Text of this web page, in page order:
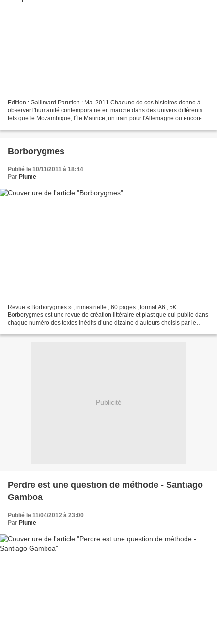
Edition : Gallimard Parution : Mai 2011 Chacune de ces histoires donne à
observer l'humanité contemporaine en marche dans des univers différents
tels que le Mozambique, l'île Maurice, un train pour l'Allemagne ou encore le
Borborygmes
Publié le 10/11/2011 à 18:44
Par Plume
Revue « Borborygmes » ; trimestrielle ; 60 pages ; format A6 ; 5€.
Borborygmes est une revue de création littéraire et plastique qui publie dans
chaque numéro des textes inédits d’une dizaine d’auteurs choisis par le
Publicité
Perdre est une question de méthode - Santiago
Gamboa
Publié le 11/04/2012 à 23:00
Par Plume